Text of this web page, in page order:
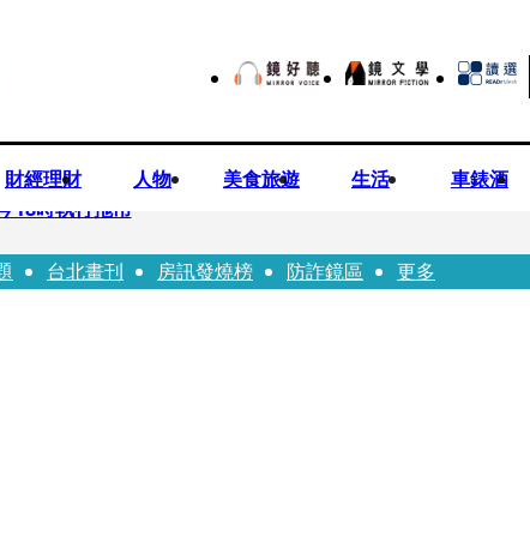
財經理財 人物 美食旅遊 生活 車錶酒
18時執行拖吊
白「爸爸I LOVE YOU」 驚喜林志玲同步曝光父親節「披
台北畫刊 房訊發燒榜 防詐鏡區 更多